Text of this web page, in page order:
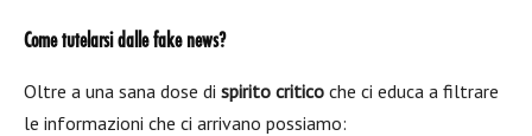
Come tutelarsi dalle fake news?
Oltre a una sana dose di spirito critico che ci educa a filtrare
le informazioni che ci arrivano possiamo: